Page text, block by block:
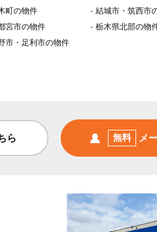
町の物件
宮市の物件
市・足利市の物件
結城市・筑西市
栃木県北部の物
ら 無料 メ